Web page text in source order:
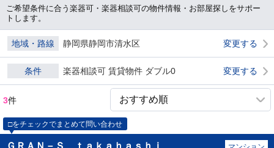
ご希望条件に合う楽器可・楽器相談可の物件情報・お部屋探しをサポー
トします。
地域・路線 静岡県静岡市清水区 変更する
条件 楽器相談可 賃貸物件 ダブル0 変更する
3件
□をチェックでまとめて問い合わせ
ＧＲＡＮ－Ｓ ｔａｋａｈａｓｈｉ